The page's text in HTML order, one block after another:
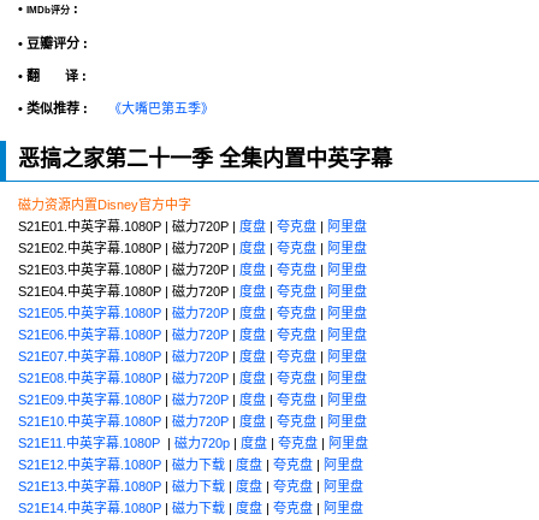
• IMDb评分 :
• 豆瓣评分 :
• 翻 译 :
• 类似推荐 : 《大嘴巴第五季》
恶搞之家第二十一季 全集内置中英字幕
磁力资源内置Disney官方中字
S21E01.中英字幕.1080P | 磁力720P | 度盘 | 夸克盘 | 阿里盘
S21E02.中英字幕.1080P | 磁力720P | 度盘 | 夸克盘 | 阿里盘
S21E03.中英字幕.1080P | 磁力720P | 度盘 | 夸克盘 | 阿里盘
S21E04.中英字幕.1080P | 磁力720P | 度盘 | 夸克盘 | 阿里盘
S21E05.中英字幕.1080P | 磁力720P | 度盘 | 夸克盘 | 阿里盘
S21E06.中英字幕.1080P | 磁力720P | 度盘 | 夸克盘 | 阿里盘
S21E07.中英字幕.1080P | 磁力720P | 度盘 | 夸克盘 | 阿里盘
S21E08.中英字幕.1080P | 磁力720P | 度盘 | 夸克盘 | 阿里盘
S21E09.中英字幕.1080P | 磁力720P | 度盘 | 夸克盘 | 阿里盘
S21E10.中英字幕.1080P | 磁力720P | 度盘 | 夸克盘 | 阿里盘
S21E11.中英字幕.1080P | 磁力720p | 度盘 | 夸克盘 | 阿里盘
S21E12.中英字幕.1080P | 磁力下载 | 度盘 | 夸克盘 | 阿里盘
S21E13.中英字幕.1080P | 磁力下载 | 度盘 | 夸克盘 | 阿里盘
S21E14.中英字幕.1080P | 磁力下载 | 度盘 | 夸克盘 | 阿里盘